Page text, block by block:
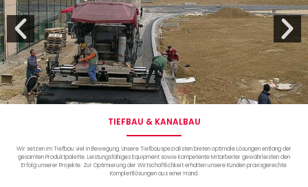
TIEFBAU & KANALBAU
Wir setzen im Tiefbau viel in Bewegung. Unsere Tiefbauspezialisten bieten optimale Lösungen entlang der
gesamten Produktpalette. Leistungsfähiges Equipment sowie kompetente Mitarbeiter gewährleisten den
Erfolg unserer Projekte. Zur Optimierung der Wirtschaftlichkeit erhalten unsere Kunden praxisgerechte
Komplettlösungen aus einer Hand.